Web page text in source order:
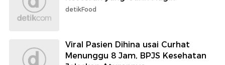
detikFood
Viral Pasien Dihina usai Curhat
Menunggu 8 Jam, BPJS Kesehatan